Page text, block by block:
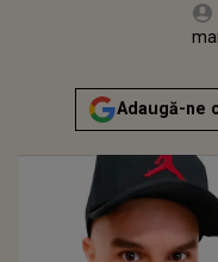
duminică, 2 aprilie 2023
Adaugă-ne